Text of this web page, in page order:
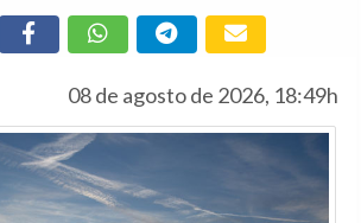
08 de agosto de 2026, 18:49h